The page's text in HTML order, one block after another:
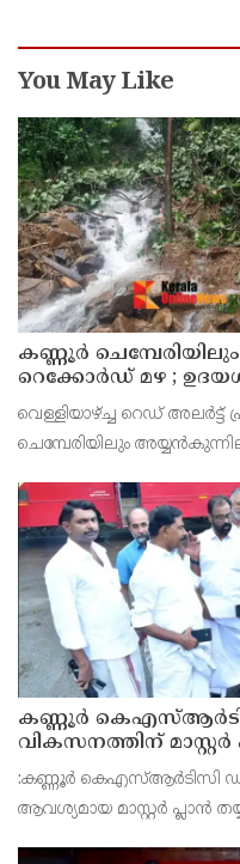
You May Like
കണ്ണൂർ
റെക്കോർഡ് മഴ ;
ഉരുൾപൊട്ടൽ; 13 പേരെ
വെള്ളിയാഴ്ച്ച റെഡ് അലർട്ട്
ചെമ്പേരിയിലും
മില്ലിമീറ്റർ മഴ ആ സമയം
കണ്ണൂർ
വികസനത്തിന് മാസ്റ്റർ
സമർപ്പിക്കും : ടി
:കണ്ണൂർ കെഎസ്ആർടിസി
ആവശ്യമായ മാസ്റ്റർ പ്ലാൻ